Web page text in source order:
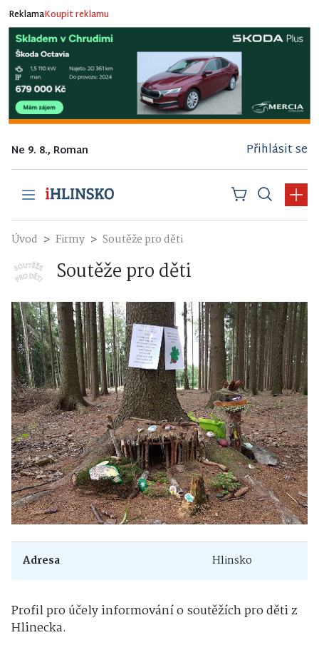
ReklamaKoupit reklamu
Ne 9. 8., Roman Přihlásit se
Úvod Firmy Soutěže pro děti
Soutěže pro děti
Adresa Hlinsko
Profil pro účely informování o soutěžích pro děti z
Hlinecka.